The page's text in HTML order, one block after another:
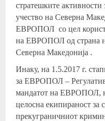
стратешките активности
учество на Северна
ЕВРОПОЛ со цел
на ЕВРОПОЛ од страна
Северна Македонија .
Инаку, на 1.5.2017 г.
за ЕВРОПОЛ –
мандатот на ЕВРОПОЛ,
целосна екипираност за
прекуграничниот